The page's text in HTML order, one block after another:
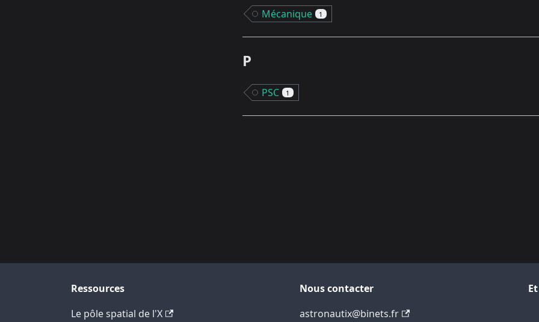
Mécanique 1
P
PSC 1
Ressources
Le pôle spatial de l'X
Nous contacter
astronautix@binets.fr